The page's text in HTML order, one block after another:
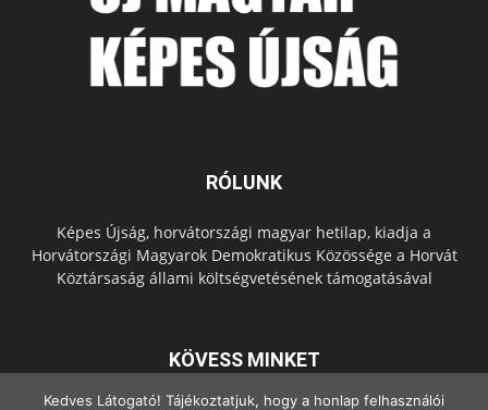
RÓLUNK
Képes Újság, horvátországi magyar hetilap, kiadja a
Horvátországi Magyarok Demokratikus Közössége a Horvát
Köztársaság állami költségvetésének támogatásával
KÖVESS MINKET
Kedves Látogató! Tájékoztatjuk, hogy a honlap felhasználói